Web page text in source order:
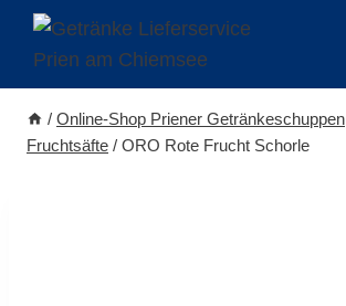
Zum
/ Online-Shop Priener Getränkeschuppen
Fruchtsäfte / ORO Rote Frucht Schorle